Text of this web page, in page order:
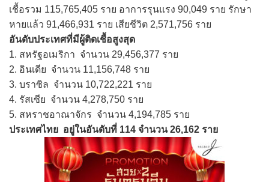
เชื้อรวม 115,765,405 ราย อาการรุนแรง 90,049 ราย รักษา
หายแล้ว 91,466,931 ราย เสียชีวิต 2,571,756 ราย
อันดับประเทศที่มีผู้ติดเชื้อสูงสุด
1. สหรัฐอเมริกา จำนวน 29,456,377 ราย
2. อินเดีย จำนวน 11,156,748 ราย
3. บราซิล จำนวน 10,722,221 ราย
4. รัสเซีย จำนวน 4,278,750 ราย
5. สหราชอาณาจักร จำนวน 4,194,785 ราย
ประเทศไทย อยู่ในอันดับที่ 114 จำนวน 26,162 ราย